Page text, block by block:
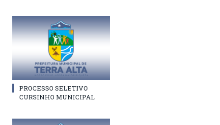
PROCESSO SELETIVO
CURSINHO MUNICIPAL